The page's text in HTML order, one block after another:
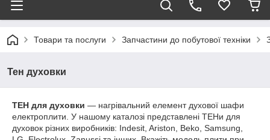
Товари та послуги Запчастини до побутової техніки
Тен духовки
ТЕН для духовки — нагрівальний елемент духової шафи
електроплити. У нашому каталозі представлені ТЕНи для
духовок різних виробників: Indesit, Ariston, Beko, Samsung,